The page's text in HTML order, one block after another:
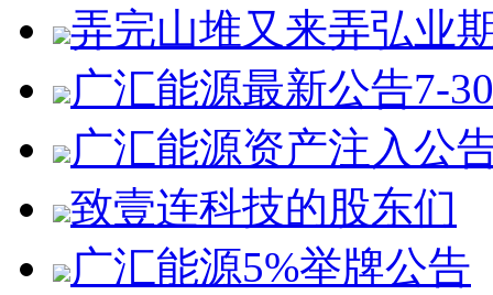
弄完山堆又来弄弘业
广汇能源最新公告7-30
广汇能源资产注入公
致壹连科技的股东们
广汇能源5%举牌公告